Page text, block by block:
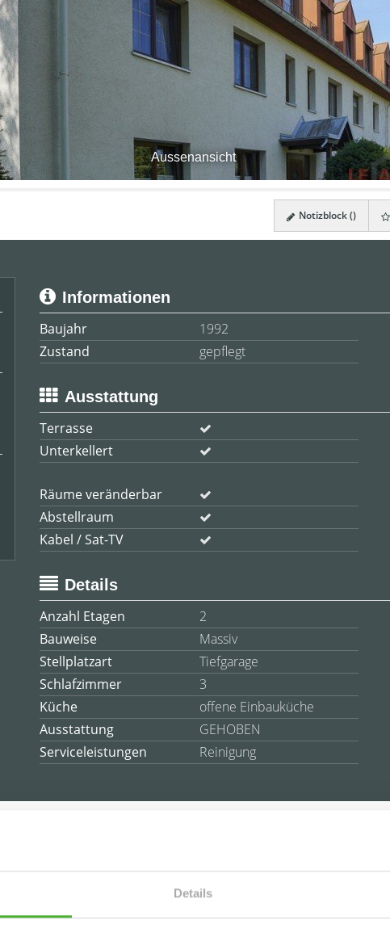
Details
Aussenansicht
Notizblock ()
Informationen
Baujahr
1992
Zustand
gepflegt
Ausstattung
Terrasse
Unterkellert
Räume veränderbar
Abstellraum
Kabel / Sat-TV
Details
Anzahl Etagen
2
Bauweise
Massiv
Stellplatzart
Tiefgarage
Schlafzimmer
3
Küche
offene Einbauküche
Ausstattung
GEHOBEN
Serviceleistungen
Reinigung
Leipzig-Probstheida.